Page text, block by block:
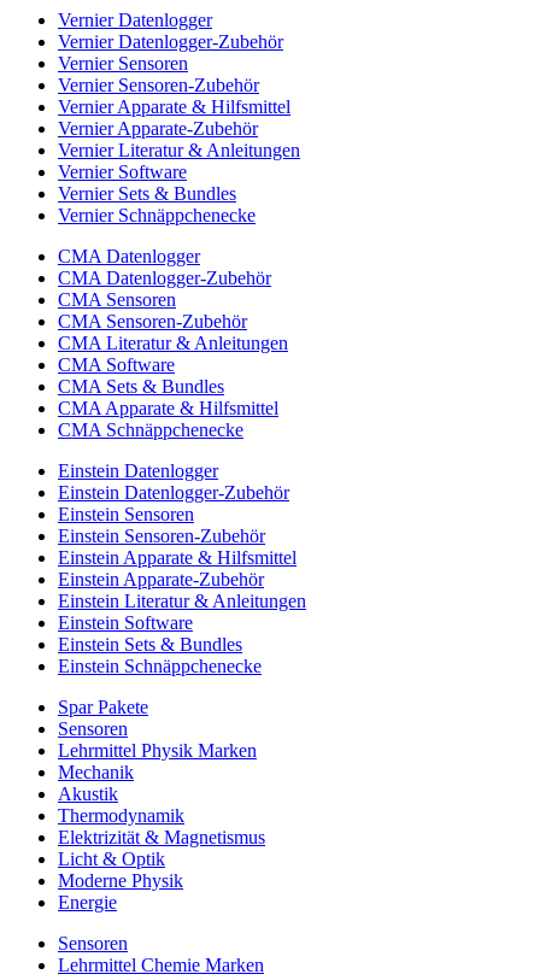
Vernier Datenlogger
Vernier Datenlogger-Zubehör
Vernier Sensoren
Vernier Sensoren-Zubehör
Vernier Apparate & Hilfsmittel
Vernier Apparate-Zubehör
Vernier Literatur & Anleitungen
Vernier Software
Vernier Sets & Bundles
Vernier Schnäppchenecke
CMA Datenlogger
CMA Datenlogger-Zubehör
CMA Sensoren
CMA Sensoren-Zubehör
CMA Literatur & Anleitungen
CMA Software
CMA Sets & Bundles
CMA Apparate & Hilfsmittel
CMA Schnäppchenecke
Einstein Datenlogger
Einstein Datenlogger-Zubehör
Einstein Sensoren
Einstein Sensoren-Zubehör
Einstein Apparate & Hilfsmittel
Einstein Apparate-Zubehör
Einstein Literatur & Anleitungen
Einstein Software
Einstein Sets & Bundles
Einstein Schnäppchenecke
Spar Pakete
Sensoren
Lehrmittel Physik Marken
Mechanik
Akustik
Thermodynamik
Elektrizität & Magnetismus
Licht & Optik
Moderne Physik
Energie
Sensoren
Lehrmittel Chemie Marken